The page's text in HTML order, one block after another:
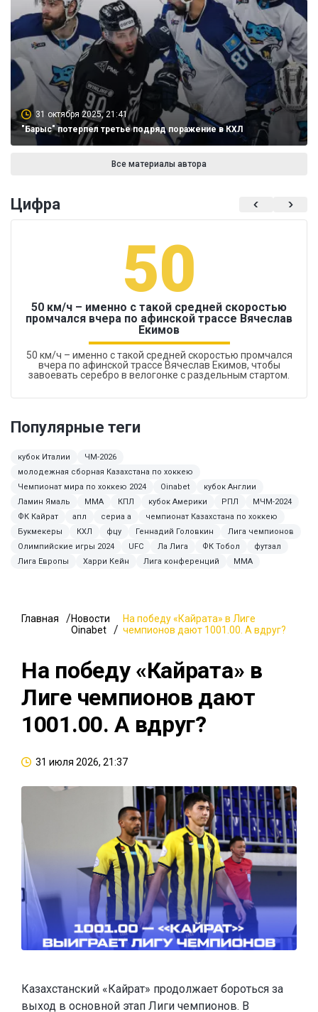
31 октября 2025, 21:41
"Барыс" потерпел третье подряд поражение в КХЛ
Все материалы автора
Цифра
50
50 км/ч – именно с такой средней скоростью
промчался вчера по афинской трассе Вячеслав
Екимов
50 км/ч – именно с такой средней скоростью промчался
вчера по афинской трассе Вячеслав Екимов, чтобы
завоевать серебро в велогонке с раздельным стартом.
Популярные теги
кубок Италии
ЧМ-2026
молодежная сборная Казахстана по хоккею
Чемпионат мира по хоккею 2024
Oinabet
кубок Англии
Ламин Ямаль
MMA КПЛ кубок Америки РПЛ
МЧМ-2024
ФК Кайрат
апл сериа а
чемпионат Казахстана по хоккею
Букмекеры
КХЛ фцу Геннадий Головкин
Лига чемпионов
Олимпийские игры 2024
UFC Ла Лига ФК Тобол
футзал
Лига Европы
Харри Кейн Лига конференций ММА
Главная
Новости
Oinabet
На победу «Кайрата» в Лиге
чемпионов дают 1001.00. А вдруг?
На победу «Кайрата» в
Лиге чемпионов дают
1001.00. А вдруг?
31 июля 2026, 21:37
Казахстанский «Кайрат» продолжает бороться за
выход в основной этап Лиги чемпионов. В